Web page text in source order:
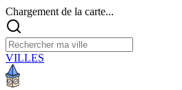
Chargement de la carte...
VILLES